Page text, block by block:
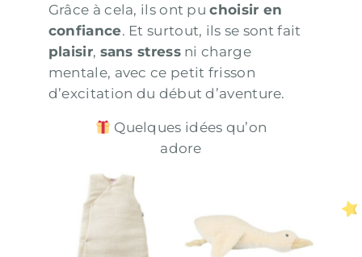
Grâce à cela, ils ont puchoisir en
confiance. Et surtout, ils se sont fait
plaisir, sans stressni charge
mentale, avec ce petit frisson
d’excitation du début d’aventure.
Quelques idées qu’on
adore
Gigoteuse
double gaze
Peluche bruit
blanc Oie Liva